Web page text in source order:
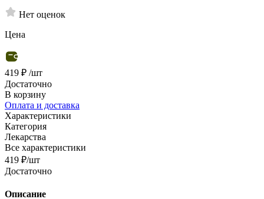
Нет оценок
Цена
419 ₽ /шт
Достаточно
В корзину
Оплата и доставка
Характеристики
Категория
Лекарства
Все характеристики
419 ₽/шт
Достаточно
Описание